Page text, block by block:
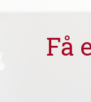
Få